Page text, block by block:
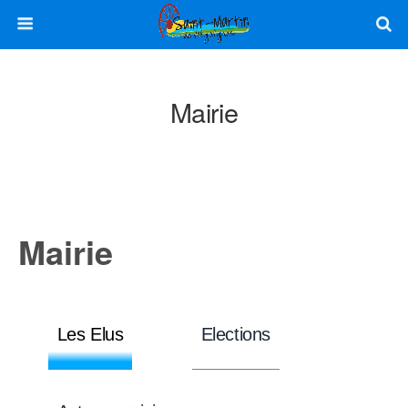
Mairie
Mairie
Les Elus Elections